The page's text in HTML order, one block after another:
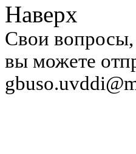
Наверх
Свои вопросы,
вы можете